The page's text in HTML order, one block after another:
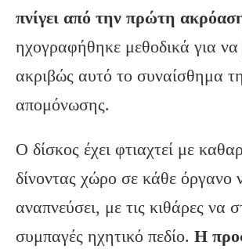
πνίγει από την πρώτη
ηχογραφήθηκε μεθοδικά για να
ακριβώς αυτό το συναίσθημα
απομόνωσης.
Ο δίσκος έχει φτιαχτεί με
δίνοντας χώρο σε κάθε όργανο
αναπνεύσει, με τις κιθάρες να
συμπαγές ηχητικό πεδίο. Η